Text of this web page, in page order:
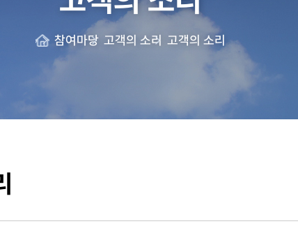
Home
참여마당 고객의 소리 고객의 소리